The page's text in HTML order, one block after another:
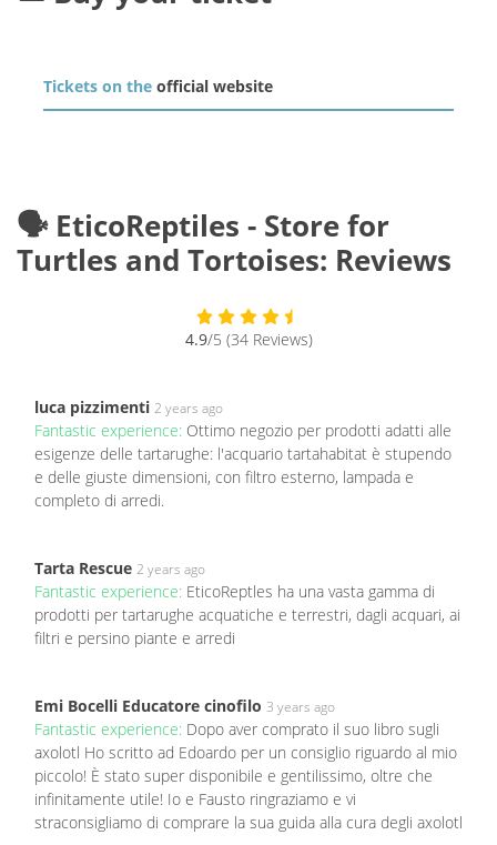
Tickets on the official website
🗣️ EticoReptiles - Store for
Turtles and Tortoises: Reviews
4.9/5 (34 Reviews)
luca pizzimenti 2 years ago
Fantastic experience: Ottimo negozio per prodotti adatti alle
esigenze delle tartarughe: l'acquario tartahabitat è stupendo
e delle giuste dimensioni, con filtro esterno, lampada e
completo di arredi.
Tarta Rescue 2 years ago
Fantastic experience: EticoReptles ha una vasta gamma di
prodotti per tartarughe acquatiche e terrestri, dagli acquari, ai
filtri e persino piante e arredi
Emi Bocelli Educatore cinofilo 3 years ago
Fantastic experience: Dopo aver comprato il suo libro sugli
axolotl Ho scritto ad Edoardo per un consiglio riguardo al mio
piccolo! È stato super disponibile e gentilissimo, oltre che
infinitamente utile! Io e Fausto ringraziamo e vi
straconsigliamo di comprare la sua guida alla cura degli axolotl